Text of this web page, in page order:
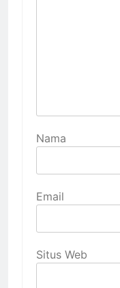
Nama
Email
Situs Web